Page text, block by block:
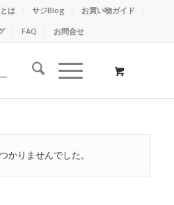
は サジBlog
お買い物ガイド
FAQ お問合せ
かりませんでした。